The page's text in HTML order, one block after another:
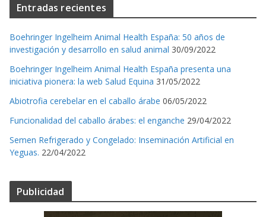
Entradas recientes
Boehringer Ingelheim Animal Health España: 50 años de
investigación y desarrollo en salud animal 30/09/2022
Boehringer Ingelheim Animal Health España presenta una
iniciativa pionera: la web Salud Equina 31/05/2022
Abiotrofia cerebelar en el caballo árabe 06/05/2022
Funcionalidad del caballo árabes: el enganche 29/04/2022
Semen Refrigerado y Congelado: Inseminación Artificial en
Yeguas. 22/04/2022
Publicidad